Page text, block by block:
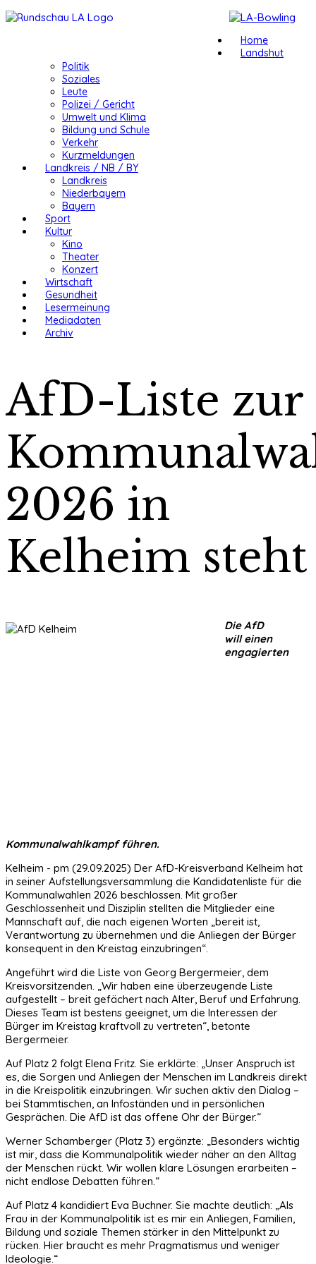
Home
Landshut
Politik
Soziales
Leute
Polizei / Gericht
Umwelt und Klima
Bildung und Schule
Verkehr
Kurzmeldungen
Landkreis / NB / BY
Landkreis
Niederbayern
Bayern
Sport
Kultur
Kino
Theater
Konzert
Wirtschaft
Gesundheit
Lesermeinung
Mediadaten
Archiv
AfD-Liste zur
2026 in
Kelheim steht
Die AfD
will einen
engagierten
Kommunalwahlkampf führen.
Kelheim - pm (29.09.2025) Der AfD-Kreisverband Kelheim hat
in seiner Aufstellungsversammlung die Kandidatenliste für die
Kommunalwahlen 2026 beschlossen. Mit großer
Geschlossenheit und Disziplin stellten die Mitglieder eine
Mannschaft auf, die nach eigenen Worten „bereit ist,
Verantwortung zu übernehmen und die Anliegen der Bürger
konsequent in den Kreistag einzubringen“.
Angeführt wird die Liste von Georg Bergermeier, dem
Kreisvorsitzenden. „Wir haben eine überzeugende Liste
aufgestellt – breit gefächert nach Alter, Beruf und Erfahrung.
Dieses Team ist bestens geeignet, um die Interessen der
Bürger im Kreistag kraftvoll zu vertreten“, betonte
Bergermeier.
Auf Platz 2 folgt Elena Fritz. Sie erklärte: „Unser Anspruch ist
es, die Sorgen und Anliegen der Menschen im Landkreis direkt
in die Kreispolitik einzubringen. Wir suchen aktiv den Dialog –
bei Stammtischen, an Infoständen und in persönlichen
Gesprächen. Die AfD ist das offene Ohr der Bürger.“
Werner Schamberger (Platz 3) ergänzte: „Besonders wichtig
ist mir, dass die Kommunalpolitik wieder näher an den Alltag
der Menschen rückt. Wir wollen klare Lösungen erarbeiten –
nicht endlose Debatten führen.“
Auf Platz 4 kandidiert Eva Buchner. Sie machte deutlich: „Als
Frau in der Kommunalpolitik ist es mir ein Anliegen, Familien,
Bildung und soziale Themen stärker in den Mittelpunkt zu
rücken. Hier braucht es mehr Pragmatismus und weniger
Ideologie.“